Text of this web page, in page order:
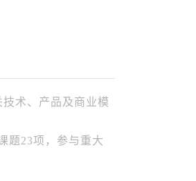
术、产品及商业模
题23项，参与重大